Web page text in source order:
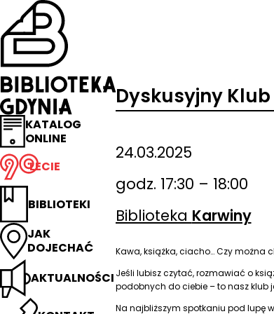
Przejdź
na
stronę
główną
Biblioteka
Gdynia
KATALOG
ONLINE
LECIE
BIBLIOTEKI
JAK
DOJECHAĆ
AKTUALNOŚCI
Dyskusyjny
24.03.2025
godz. 17:30 – 18:00
Biblioteka Karwiny
Kawa, książka, ciacho… Czy można
Jeśli lubisz czytać, rozmawiać o
podobnych do ciebie – to nasz klub
Na najbliższym spotkaniu pod lupę